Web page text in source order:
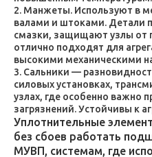
Манжеты. Используют в
валами и штоками. Детали
смазки, защищают узлы от
отлично подходят для
высокими механическими
Сальники —
силовых установках,
узлах, где особенно важно
загрязнений. Устойчивы к
Уплотнительные
без сбоев работать
МУВП, системам, где